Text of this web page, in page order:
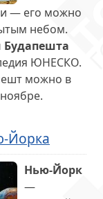
— его можно
небом.
Будапешта
ЮНЕСКО.
можно в
Йорка
Нью-Йорк
—